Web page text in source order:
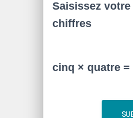
Saisissez
chiffres
cinq × quatre =